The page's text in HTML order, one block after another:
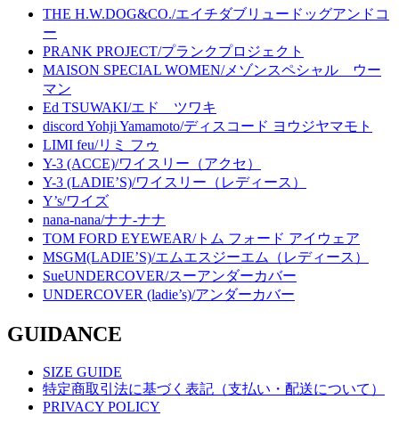
THE H.W.DOG&CO./エイチダブリュードッグアンドコ
ー
PRANK PROJECT/プランクプロジェクト
MAISON SPECIAL WOMEN/メゾンスペシャル ウー
マン
Ed TSUWAKI/エド ツワキ
discord Yohji Yamamoto/ディスコード ヨウジヤマモト
LIMI feu/リミ フゥ
Y-3 (ACCE)/ワイスリー（アクセ）
Y-3 (LADIE’S)/ワイスリー（レディース）
Y’s/ワイズ
nana-nana/ナナ-ナナ
TOM FORD EYEWEAR/トム フォード アイウェア
MSGM(LADIE’S)/エムエスジーエム（レディース）
SueUNDERCOVER/スーアンダーカバー
UNDERCOVER (ladie’s)/アンダーカバー
GUIDANCE
SIZE GUIDE
特定商取引法に基づく表記（支払い・配送について）
PRIVACY POLICY